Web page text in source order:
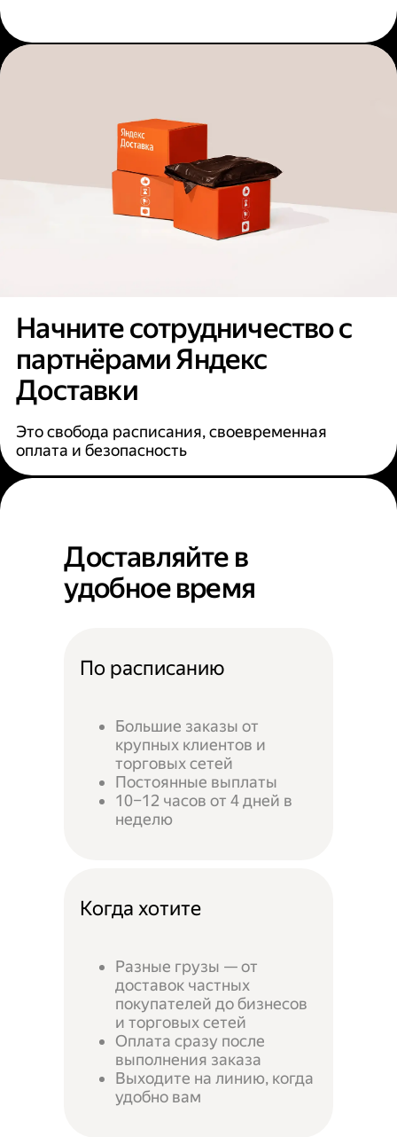
Начните сотрудничество с
партнёрами Яндекс
Доставки
Это свобода расписания, своевременная
оплата и безопасность
Доставляйте в
удобное время
По расписанию
Большие заказы от
крупных клиентов и
торговых сетей
Постоянные выплаты
10–12 часов от 4 дней в
неделю
Когда хотите
Разные грузы — от
доставок частных
покупателей до бизнесов
и торговых сетей
Оплата сразу после
выполнения заказа
Выходите на линию, когда
удобно вам